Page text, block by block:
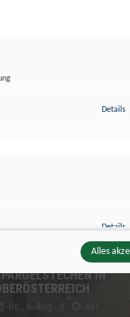
IN
Do., 6. Aug. 491
Details
Details
Alles